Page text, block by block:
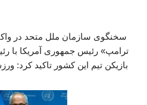
سخنگوی سازمان ملل متحد در
ترامپ» رئیس جمهوری آمریکا با
بازیکن تیم این کشور تاکید کرد: